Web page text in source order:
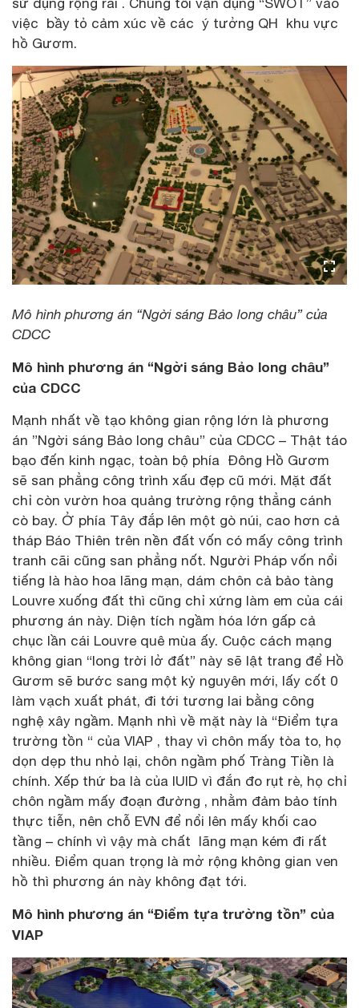
sử dụng rộng rãi . Chúng tôi vận dụng “SWOT” vào
việc bầy tỏ cảm xúc về các ý tưởng QH khu vực
hồ Gươm.
Mô hình phương án “Ngời sáng Bảo long châu” của
CDCC
Mô hình phương án “Ngời sáng Bảo long châu”
của CDCC
Mạnh nhất về tạo không gian rộng lớn là phương
án ”Ngời sáng Bảo long châu” của CDCC – Thật táo
bạo đến kinh ngạc, toàn bộ phía Đông Hồ Gươm
sẽ san phẳng công trình xấu đẹp cũ mới. Mặt đất
chỉ còn vườn hoa quảng trường rộng thẳng cánh
cò bay. Ở phía Tây đắp lên một gò núi, cao hơn cả
tháp Báo Thiên trên nền đất vốn có mấy công trình
tranh cãi cũng san phẳng nốt. Người Pháp vốn nổi
tiếng là hào hoa lãng mạn, dám chôn cả bảo tàng
Louvre xuống đất thì cũng chỉ xứng làm em của cái
phương án này. Diện tích ngầm hóa lớn gấp cả
chục lần cái Louvre quê mùa ấy. Cuộc cách mạng
không gian “long trời lở đất” này sẽ lật trang để Hồ
Gươm sẽ bước sang một kỷ nguyên mới, lấy cốt 0
làm vạch xuất phát, đi tới tương lai bằng công
nghệ xây ngầm. Mạnh nhì về mặt này là “Điểm tựa
trường tồn “ của VIAP , thay vì chôn mấy tòa to, họ
dọn dẹp thu nhỏ lại, chôn ngầm phố Tràng Tiền là
chính. Xếp thứ ba là của IUID vì đắn đo rụt rè, họ chỉ
chôn ngầm mấy đoạn đường , nhằm đảm bảo tính
thực tiễn, nên chỗ EVN để nổi lên mấy khối cao
tầng – chính vì vậy mà chất lãng mạn kém đi rất
nhiều. Điểm quan trọng là mở rộng không gian ven
hồ thì phương án này không đạt tới.
Mô hình phương án “Điểm tựa trường tồn” của
VIAP